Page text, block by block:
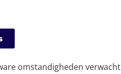
omstandigheden verwacht